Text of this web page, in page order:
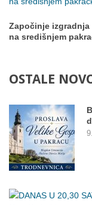
Započinje
na središnjem
OSTALE